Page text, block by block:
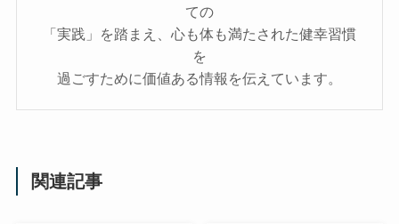
ての
「実践」を踏まえ、心も体も満たされた健幸習慣
を
過ごすために価値ある情報を伝えています。
関連記事